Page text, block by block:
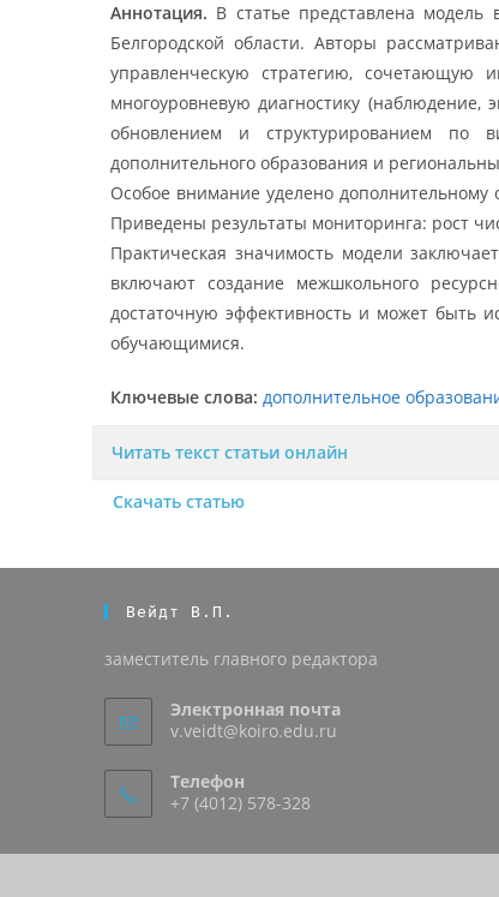
Аннотация. В статье представлена
Белгородской области. Авторы
управленческую стратегию, сочетающую
многоуровневую диагностику
обновлением и структурированием по
дополнительного образования и
Особое внимание уделено дополнительному
Приведены результаты мониторинга: рост
Практическая значимость модели
включают создание межшкольного
достаточную эффективность и может быть
обучающимися.
Ключевые слова: дополнительное
Читать текст статьи онлайн
Скачать статью
Вейдт В.П.
заместитель главного редактора
Электронная почта
v.veidt@koiro.edu.ru
Телефон
+7 (4012) 578-328